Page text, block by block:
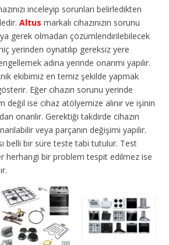
inceleyip sorunları belirledikten
Altus markalı cihazınızın sorunu
gerek olmadan çözümlendirilebilecek
yerinden oynatılıp gereksiz yere
adına yerinde onarımı yapılır.
ekibimiz en temiz şekilde yapmak
Eğer cihazın sorunu yerinde
değil ise cihaz atölyemize alınır ve işinin
onarılır. Gerektiği takdirde cihazın
veya parçanın değişimi yapılır.
belli bir süre teste tabi tutulur. Test
herhangi bir problem tespit edilmez ise